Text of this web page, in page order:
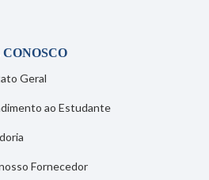
Geral
ao Estudante
Fornecedor